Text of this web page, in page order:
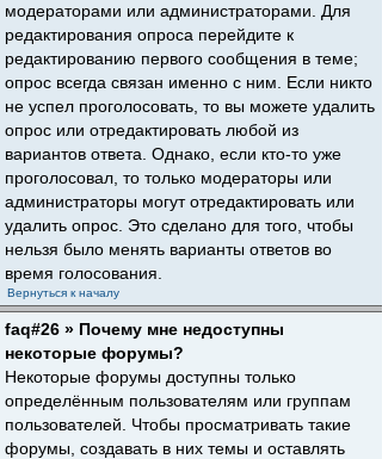
модераторами или администраторами. Для
редактирования опроса перейдите к
редактированию первого сообщения в теме;
опрос всегда связан именно с ним. Если никто
не успел проголосовать, то вы можете удалить
опрос или отредактировать любой из
вариантов ответа. Однако, если кто-то уже
проголосовал, то только модераторы или
администраторы могут отредактировать или
удалить опрос. Это сделано для того, чтобы
нельзя было менять варианты ответов во
время голосования.
Вернуться к началу
faq#26 » Почему мне недоступны
некоторые форумы?
Некоторые форумы доступны только
определённым пользователям или группам
пользователей. Чтобы просматривать такие
форумы, создавать в них темы и оставлять